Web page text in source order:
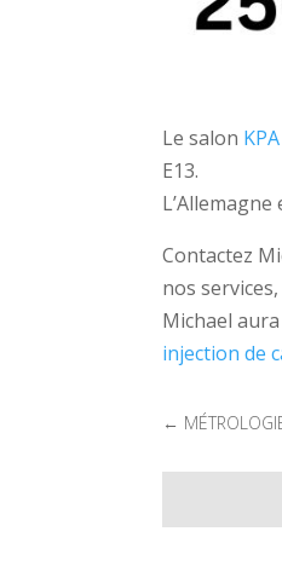
Le salon KPA
E13.
Contactez
nos
Michael
injection de
←